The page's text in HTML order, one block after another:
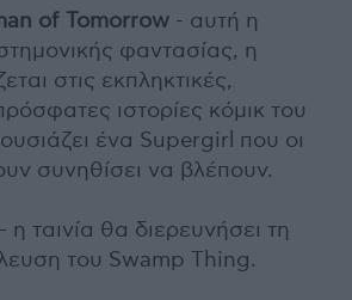
of Tomorrow - αυτή η
φαντασίας, η
στις εκπληκτικές,
ιστορίες κόμικ του
ένα Supergirl που οι
συνηθίσει να βλέπουν.
η ταινία θα διερευνήσει τη
του Swamp Thing.